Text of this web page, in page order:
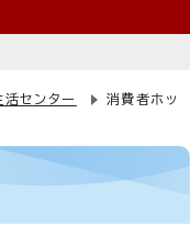
センター
消費者ホッ